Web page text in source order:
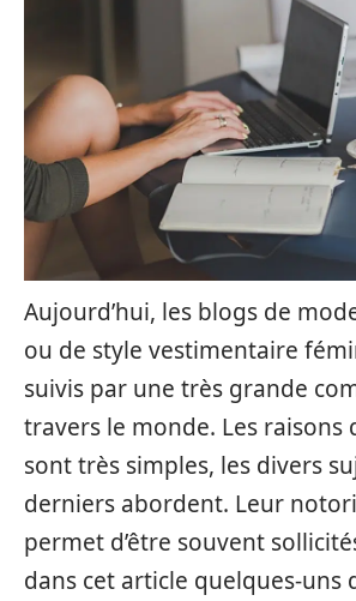
Aujourd’hui, les blogs de
ou de style vestimentaire
suivis par une très grande
travers le monde. Les raisons
sont très simples, les divers
derniers abordent. Leur
permet d’être souvent
dans cet article quelques-uns